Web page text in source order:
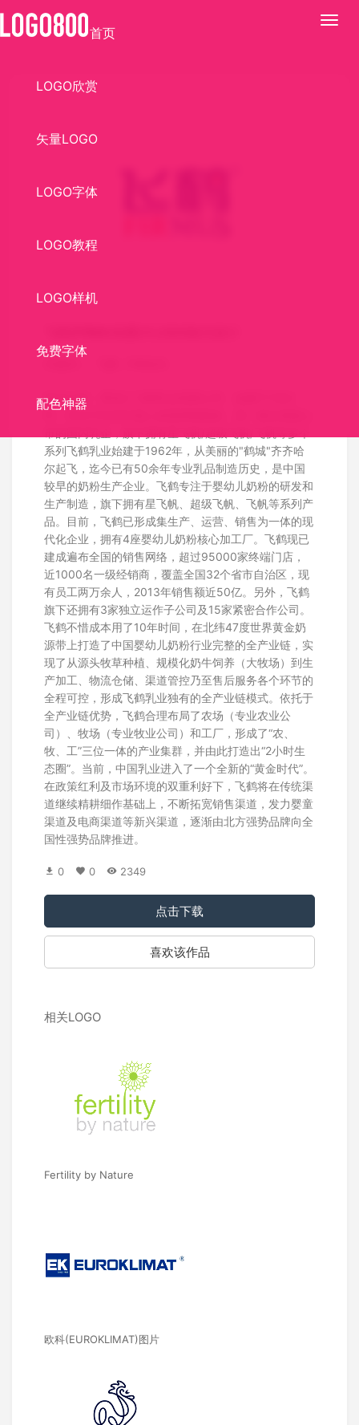
展
首页
LOGO欣赏
矢量LOGO
LOGO字体
LOGO教程
LOGO样机
免费字体
配色神器
标识介绍：黑龙江飞鹤乳业有限公司，始建于1962
年，专注于针对中国人体质研制奶粉，第一家在美国上
系列飞鹤乳业始建于1962年，从美丽的"鹤城"齐齐哈
尔起飞，迄今已有50余年专业乳品制造历史，是中国
较早的奶粉生产企业。飞鹤专注于婴幼儿奶粉的研发和
生产制造，旗下拥有星飞帆、超级飞帆、飞帆等系列产
品。目前，飞鹤已形成集生产、运营、销售为一体的现
代化企业，拥有4座婴幼儿奶粉核心加工厂。飞鹤现已
建成遍布全国的销售网络，超过95000家终端门店，
近1000名一级经销商，覆盖全国32个省市自治区，现
有员工两万余人，2013年销售额近50亿。另外，飞鹤
旗下还拥有3家独立运作子公司及15家紧密合作公司。
飞鹤不惜成本用了10年时间，在北纬47度世界黄金奶
源带上打造了中国婴幼儿奶粉行业完整的全产业链，实
现了从源头牧草种植、规模化奶牛饲养（大牧场）到生
产加工、物流仓储、渠道管控乃至售后服务各个环节的
全程可控，形成飞鹤乳业独有的全产业链模式。依托于
全产业链优势，飞鹤合理布局了农场（专业农业公
司）、牧场（专业牧业公司）和工厂，形成了“农、
牧、工”三位一体的产业集群，并由此打造出“2小时生
态圈”。当前，中国乳业进入了一个全新的“黄金时代”。
在政策红利及市场环境的双重利好下，飞鹤将在传统渠
道继续精耕细作基础上，不断拓宽销售渠道，发力婴童
渠道及电商渠道等新兴渠道，逐渐由北方强势品牌向全
国性强势品牌推进。
0 0 2349
点击下载
喜欢该作品
相关LOGO
Fertility by Nature
欧科(EUROKLIMAT)图片